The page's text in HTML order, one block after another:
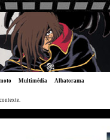
Multimédia Albatorama